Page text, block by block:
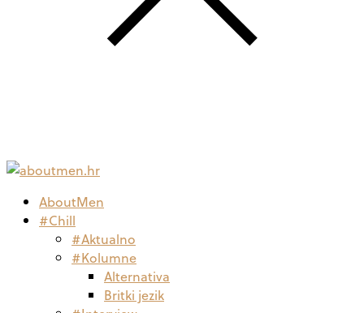
AboutMen
#Chill
#Aktualno
#Kolumne
Alternativa
Britki jezik